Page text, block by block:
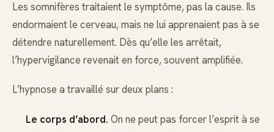
Les somnifères traitaient le symptôme, pas la cause. Ils
endormaient le cerveau, mais ne lui apprenaient pas à se
détendre naturellement. Dès qu’elle les arrêtait,
l’hypervigilance revenait en force, souvent amplifiée.
L’hypnose a travaillé sur deux plans :
Le corps d’abord. On ne peut pas forcer l’esprit à se